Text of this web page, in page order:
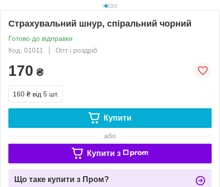
Страхувальний шнур, спіральний чорний
Готово до відправки
Код: 01011
Опт і роздріб
170 ₴
160 ₴ від 5 шт.
Купити
або
Купити з
Що таке купити з Пром?